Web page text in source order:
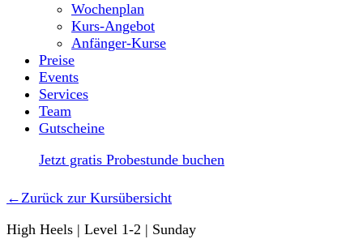
Wochenplan
Kurs-Angebot
Anfänger-Kurse
Preise
Events
Services
Team
Gutscheine
Jetzt gratis Probestunde buchen
←Zurück zur Kursübersicht
High Heels | Level 1-2 | Sunday